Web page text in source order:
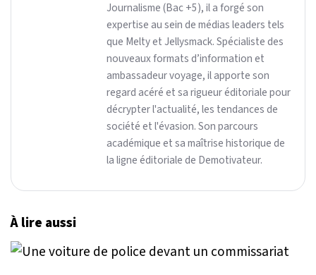
Journalisme (Bac +5), il a forgé son
expertise au sein de médias leaders tels
que Melty et Jellysmack. Spécialiste des
nouveaux formats d’information et
ambassadeur voyage, il apporte son
regard acéré et sa rigueur éditoriale pour
décrypter l'actualité, les tendances de
société et l'évasion. Son parcours
académique et sa maîtrise historique de
la ligne éditoriale de Demotivateur.
À lire aussi